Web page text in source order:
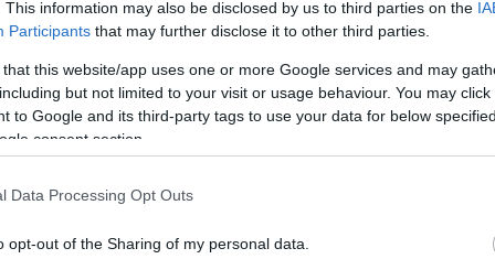
This information may also be disclosed by us to third parties on the
Participants that may further disclose it to other third parties.
that this website/app uses one or more Google services and may
but not limited to your visit or usage behaviour. You may
to Google and its third-party tags to use your data for below
consent section.
Data Processing Opt Outs
opt-out of the Sharing of my personal data.
első világháborúban a Somme-nál